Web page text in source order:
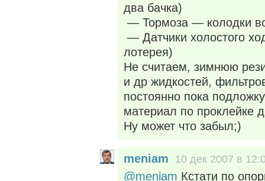
два бачка)
— Тормоза — колодки
— Датчики холостого
лотерея)
Не считаем, зимнюю
и др жидкостей,
постоянно пока
материал по проклейке
Ну может что забыл;)
meniam 10 дек 2007 в
@meniam Кстати по